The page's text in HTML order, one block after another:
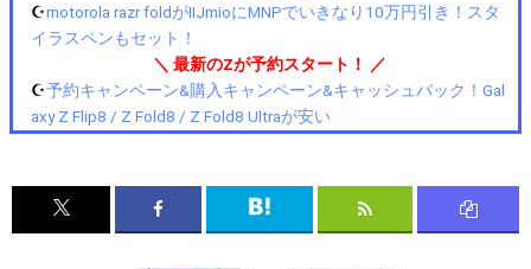
☪️motorola razr foldがIIJmioにMNPでいきなり10万円引き！スタ
イラスペンもセット！
＼ 最新のZが予約スタート！ ／
☪️予約キャンペーン&購入キャンペーン&キャッシュバック！Gal
axy Z Flip8 / Z Fold8 / Z Fold8 Ultraが安い